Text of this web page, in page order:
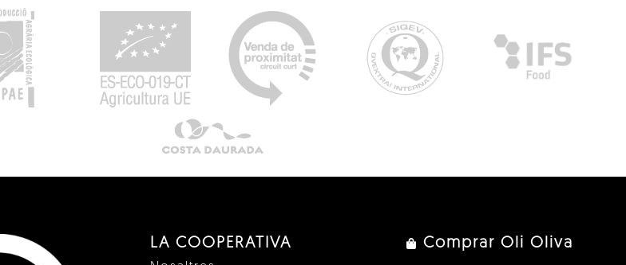
LA COOPERATIVA Comprar Oli Oliva